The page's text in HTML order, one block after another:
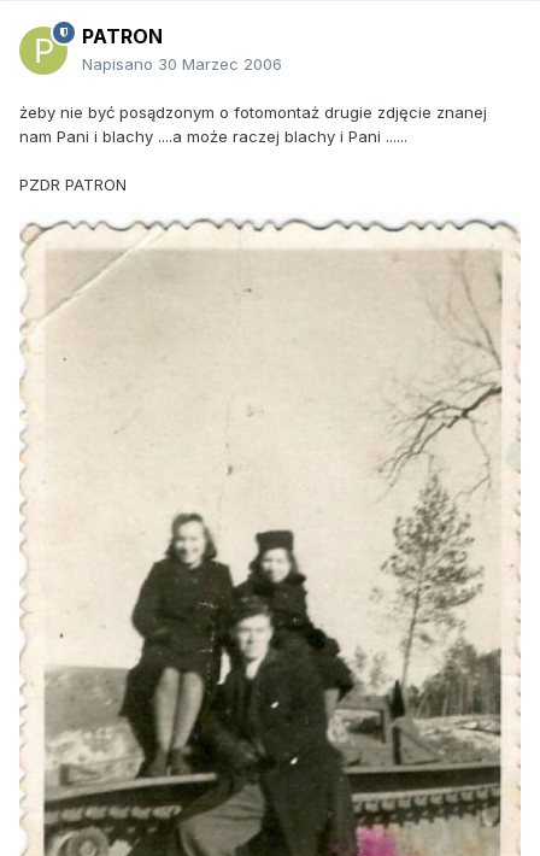
PATRON
Napisano 30 Marzec 2006
żeby nie być posądzonym o fotomontaż drugie zdjęcie znanej
nam Pani i blachy ....a może raczej blachy i Pani ......
PZDR PATRON